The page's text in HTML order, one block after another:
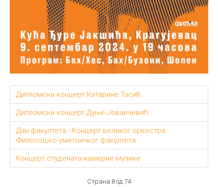
Дипломски концерт Катарине Тасић
Дипломски концерт Дуње Јованчевић
Дан факултета - Концерт великог оркестра
Филолошко-уметничког факултета
Концерт студената камерне музике
Страна 8 од 74